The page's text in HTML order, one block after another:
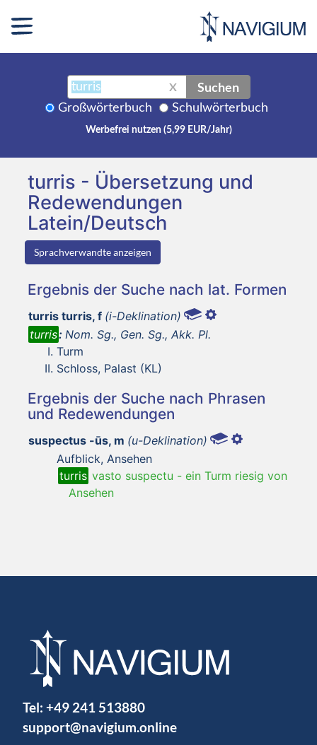
X Suchen
Großwörterbuch Schulwörterbuch
Werbefrei nutzen (5,99 EUR/Jahr)
turris - Übersetzung und
Redewendungen
Latein/Deutsch
Sprachverwandte anzeigen
Ergebnis der Suche nach lat. Formen
turris turris, f (i-Deklination)
turris: Nom. Sg., Gen. Sg., Akk. Pl.
Turm
Schloss, Palast (KL)
Ergebnis der Suche nach Phrasen
und Redewendungen
suspectus -ūs, m (u-Deklination)
Aufblick, Ansehen
turris vasto suspectu - ein Turm riesig von
Ansehen
Tel: +49 241 513880
support@navigium.online